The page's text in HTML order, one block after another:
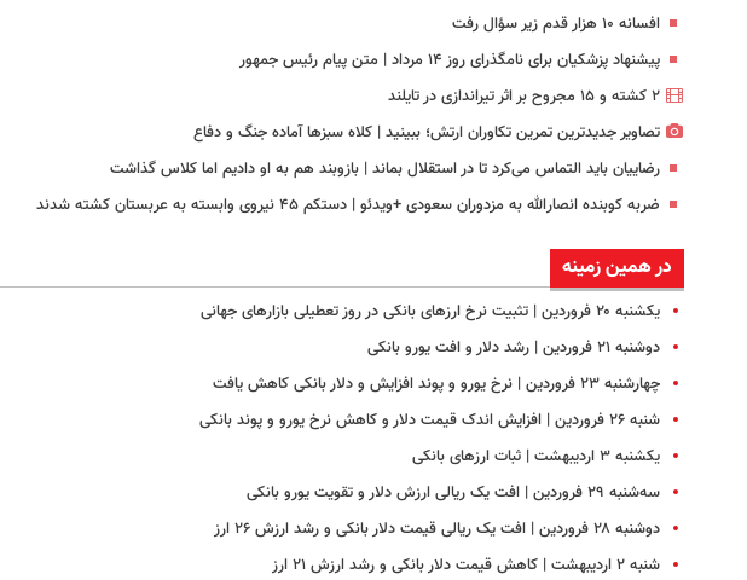
افسانه ۱۰ هزار قدم زیر سؤال رفت
پیشنهاد پزشکیان برای نامگذرای روز ۱۴ مرداد | متن پیام رئیس جمهور
۲ کشته و ۱۵ مجروح بر اثر تیراندازی در تایلند
تصاویر جدیدترین تمرین تکاوران ارتش؛ ببینید | کلاه سبزها آماده جنگ و دفاع
رضاییان باید التماس می‌کرد تا در استقلال بماند | بازوبند هم به او دادیم اما کلاس گذاشت
ضربه کوبنده انصارالله به مزدوران سعودی +ویدئو | دستکم ۴۵ نیروی وابسته به عربستان کشته شدند
در همین زمینه
یکشنبه ۲۰ فروردین‌ | تثبیت نرخ ارزهای بانکی در روز تعطیلی بازارهای جهانی
دوشنبه ۲۱ فروردین | رشد دلار و افت یورو بانکی
چهارشنبه ۲۳ فروردین | نرخ یورو و پوند افزایش و دلار بانکی کاهش یافت
شنبه ۲۶ فروردین | افزایش اندک قیمت دلار و کاهش نرخ یورو و پوند بانکی
یکشنبه ۳ اردیبهشت | ثبات ارزهای بانکی
سه‌شنبه ۲۹ فروردین | افت یک ریالی ارزش دلار و تقویت یورو بانکی
دوشنبه ۲۸ فروردین | افت یک ریالی قیمت دلار بانکی و رشد ارزش ۲۶ ارز
شنبه ۲ اردیبهشت | کاهش قیمت دلار بانکی و رشد ارزش ۲۱ ارز